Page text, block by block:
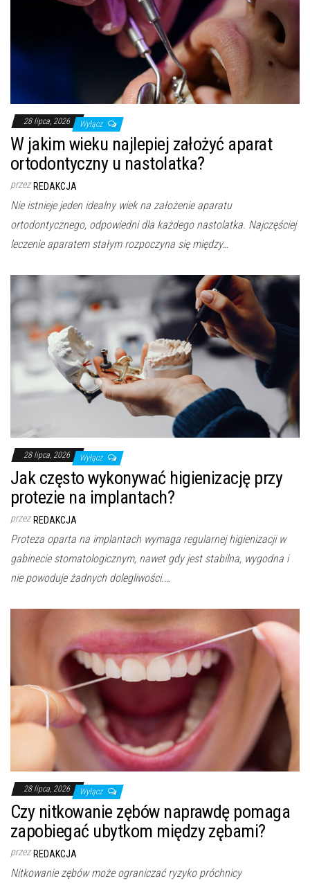
28 lipca, 2026 Wyłącz
W jakim wieku najlepiej założyć aparat
ortodontyczny u nastolatka?
przez REDAKCJA
Nie istnieje jeden idealny wiek na założenie aparatu
ortodontycznego, odpowiedni dla każdego nastolatka. Najczęściej
leczenie aparatem stałym rozpoczyna się między…
28 lipca, 2026 Wyłącz
Jak często wykonywać higienizację przy
protezie na implantach?
przez REDAKCJA
Proteza oparta na implantach wymaga regularnej higienizacji w
gabinecie stomatologicznym, nawet gdy jest stabilna, wygodna i
nie powoduje żadnych dolegliwości.…
28 lipca, 2026 Wyłącz
Czy nitkowanie zębów naprawdę pomaga
zapobiegać ubytkom między zębami?
przez REDAKCJA
Nitkowanie zębów może ograniczać ryzyko próchnicy